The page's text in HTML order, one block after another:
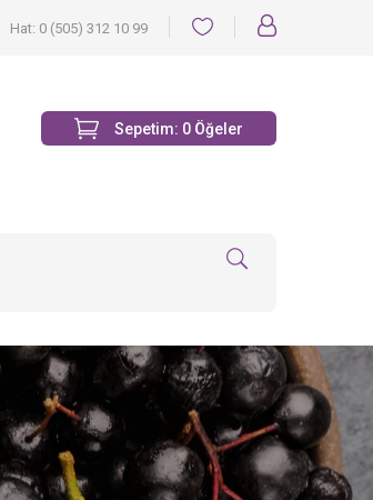
Hat: 0 (505) 312 10 99
Sepetim: 0 Öğeler